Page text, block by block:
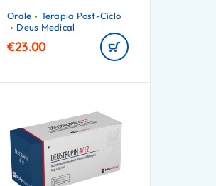
Orale
Terapia Post-Ciclo
Deus Medical
€23.00